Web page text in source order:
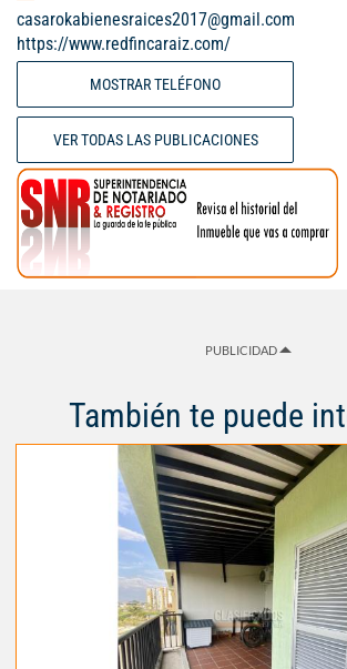
casarokabienesraices2017@gmail.com
https://www.redfincaraiz.com/
MOSTRAR TELÉFONO
VER TODAS LAS PUBLICACIONES
PUBLICIDAD
También te puede